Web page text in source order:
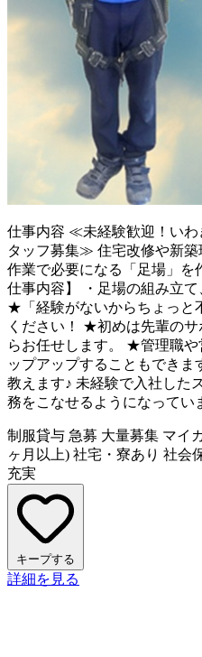
仕事内容 ≪未経験歓迎！いわ
タッフ募集≫ 住宅改修や新
作業で必要になる「足場」を
仕事内容】 ・足場の組み立
★「経験がないからちょっと
ください！ ★初めは先輩の
らお任せします。 ★管理職
ップアップすることもできま
教えます♪ 未経験で入社した
務をこなせるようになってい
制服貸与 急募 大量募集 マイ
ヶ月以上) 社宅・寮あり 社会
充実
キープする
詳細を見る